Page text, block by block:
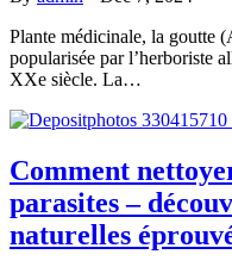
Plante médicinale, la goutte
popularisée par l’herboriste
XXe siècle. La…
Comment
parasites –
naturelles